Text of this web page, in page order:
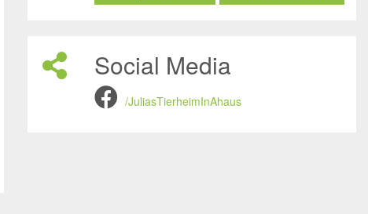
Social Media
/JuliasTierheimInAhaus